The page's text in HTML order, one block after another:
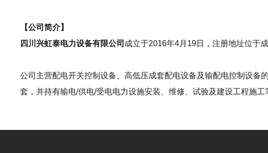
【公司简介】
四川兴虹泰电力设备有限公司 成立于2016年4月19日，注册地址位于
公司主营配电开关控制设备、高低压成套配电设备及输配电控制设
套，并持有输电/供电/受电电力设施安装、维修、试验及建设工程施